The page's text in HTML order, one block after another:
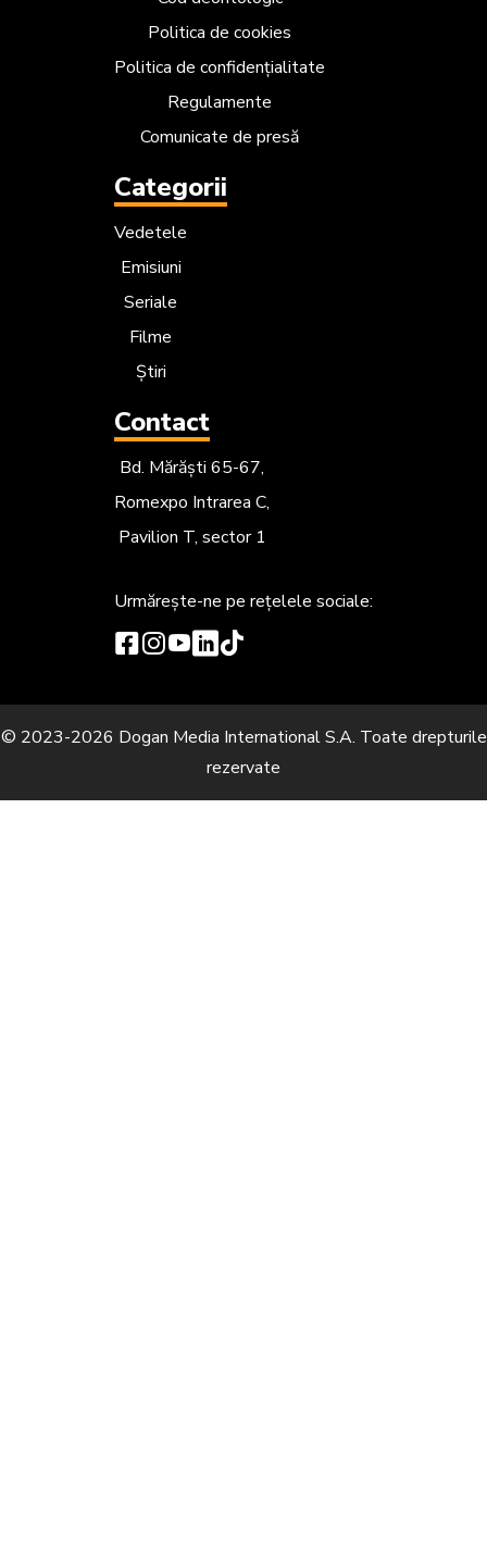
Categorii
Vedetele
Emisiuni
Seriale
Știri
Contact
Bd. Mărăști 65-67,
Romexpo Intrarea C,
Pavilion T, sector 1
Urmărește-ne
rezervate